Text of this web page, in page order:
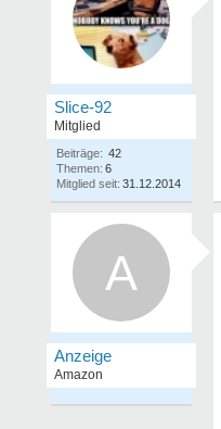
Slice-92
Mitglied
Beiträge: 42
Themen: 6
Mitglied seit: 31.12.2014
A